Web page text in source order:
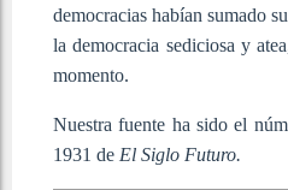
democracias habían sumado
la democracia sediciosa y
momento.
Nuestra fuente ha sido el
1931 de El Siglo Futuro.